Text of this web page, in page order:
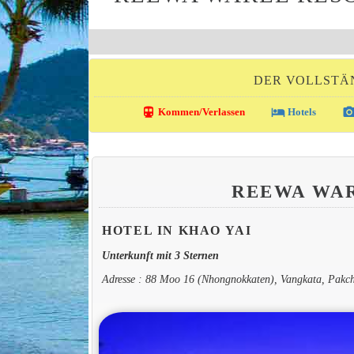
DER
directions_transit Kommen/Verlassen local_hotelHotels
REEWA
HOTEL IN KHAO YAI
Unterkunft mit 3 Sternen
Adresse : 88 Moo 16 (Nhongnokkaten), Vangkata,